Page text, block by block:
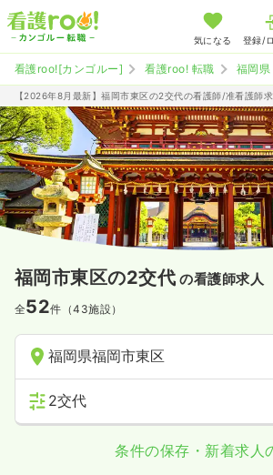
気になる 登録/
看護roo![カンゴルー] 看護roo! 転職 福岡県
【2026年8月最新】福岡市東区の2交代の看護師/准看護師
福岡市東区の2交代 の看護師求人
全52件（43施設）
福岡県福岡市東区
2交代
条件の保存・新着求人